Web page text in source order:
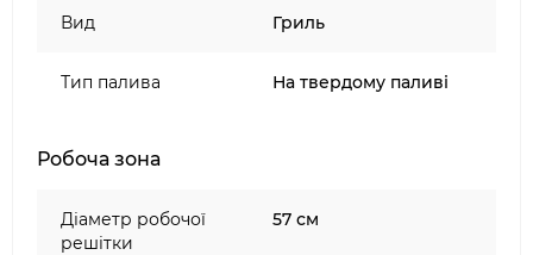
Пружина для легкого відкриття кришки
Кронштейн з нержавіючої сталі для iGrill
Установка для копчення
Вугільна-кошик
Система One-Touch
Вид Гриль
Тип палива На твердому паливі
Робоча зона
Діаметр робочої
решітки
57 см